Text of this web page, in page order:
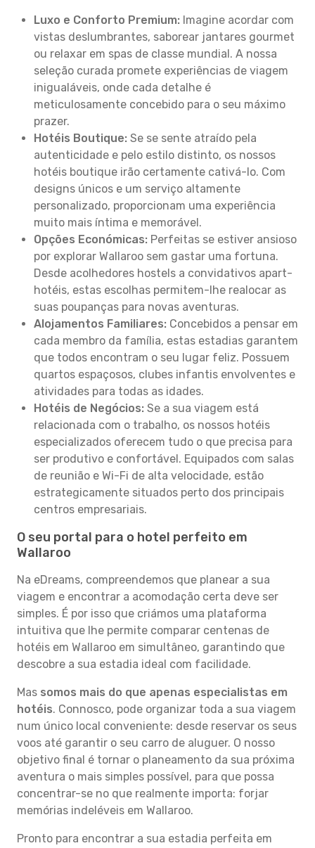
Luxo e Conforto Premium: Imagine acordar com
vistas deslumbrantes, saborear jantares gourmet
ou relaxar em spas de classe mundial. A nossa
seleção curada promete experiências de viagem
inigualáveis, onde cada detalhe é
meticulosamente concebido para o seu máximo
prazer.
Hotéis Boutique: Se se sente atraído pela
autenticidade e pelo estilo distinto, os nossos
hotéis boutique irão certamente cativá-lo. Com
designs únicos e um serviço altamente
personalizado, proporcionam uma experiência
muito mais íntima e memorável.
Opções Económicas: Perfeitas se estiver ansioso
por explorar Wallaroo sem gastar uma fortuna.
Desde acolhedores hostels a convidativos apart-
hotéis, estas escolhas permitem-lhe realocar as
suas poupanças para novas aventuras.
Alojamentos Familiares: Concebidos a pensar em
cada membro da família, estas estadias garantem
que todos encontram o seu lugar feliz. Possuem
quartos espaçosos, clubes infantis envolventes e
atividades para todas as idades.
Hotéis de Negócios: Se a sua viagem está
relacionada com o trabalho, os nossos hotéis
especializados oferecem tudo o que precisa para
ser produtivo e confortável. Equipados com salas
de reunião e Wi-Fi de alta velocidade, estão
estrategicamente situados perto dos principais
centros empresariais.
O seu portal para o hotel perfeito em
Wallaroo
Na eDreams, compreendemos que planear a sua
viagem e encontrar a acomodação certa deve ser
simples. É por isso que criámos uma plataforma
intuitiva que lhe permite comparar centenas de
hotéis em Wallaroo em simultâneo, garantindo que
descobre a sua estadia ideal com facilidade.
Mas somos mais do que apenas especialistas em
hotéis. Connosco, pode organizar toda a sua viagem
num único local conveniente: desde reservar os seus
voos até garantir o seu carro de aluguer. O nosso
objetivo final é tornar o planeamento da sua próxima
aventura o mais simples possível, para que possa
concentrar-se no que realmente importa: forjar
memórias indeléveis em Wallaroo.
Pronto para encontrar a sua estadia perfeita em